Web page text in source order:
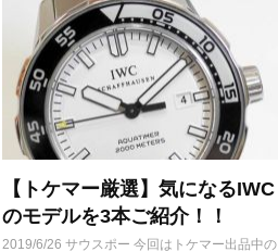
【トケマー厳選】気になるIWC
のモデルを3本ご紹介！！
2019/6/26 サウスポー 今回はトケマー出品中の